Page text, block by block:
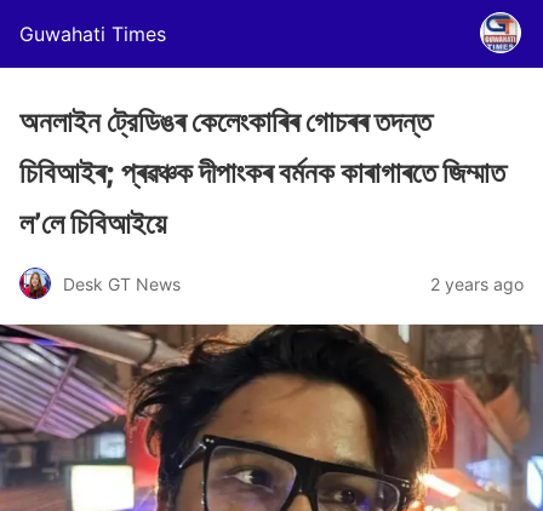
Guwahati Times
অনলাইন ট্রেডিঙৰ কেলেংকাৰিৰ গোচৰৰ তদন্ত
চিবিআইৰ; প্ৰৱঞ্চক দীপাংকৰ বৰ্মনক কাৰাগাৰতে জিম্মাত
ল’লে চিবিআইয়ে
Desk GT News 2 years ago